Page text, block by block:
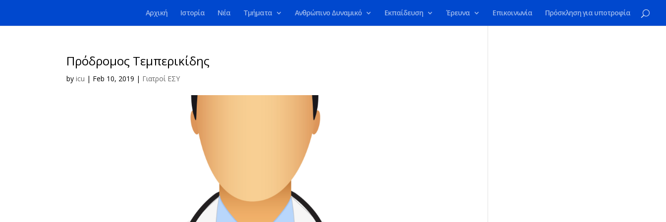
Αρχική Ιστορία Νέα Τμήματα Ανθρώπινο Δυναμικό Εκπαίδευση Έρευνα Επικοινωνία Πρόσκληση για υποτροφία
Πρόδρομος Τεμπερικίδης
byicu | Feb 10, 2019 | Γιατροί ΕΣΥ